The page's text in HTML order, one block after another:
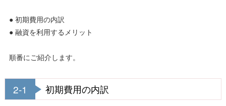
● 初期費用の内訳
● 融資を利用するメリット
順番にご紹介します。
2-1 初期費用の内訳